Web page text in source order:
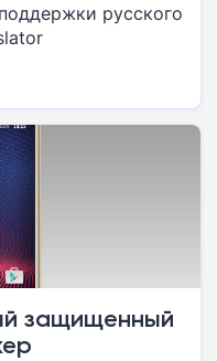
русского
защищенный